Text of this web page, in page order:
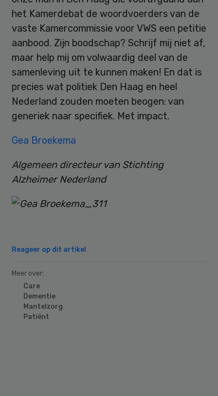
het Kamerdebat de woordvoerders van de
vaste Kamercommissie voor VWS een petitie
aanbood. Zijn boodschap? Schrijf mij niet af,
maar help mij om volwaardig deel van de
samenleving uit te kunnen maken! En dat is
precies wat politiek Den Haag en heel
Nederland zouden moeten beogen: van
generiek naar specifiek. Met impact.
Gea Broekema
Algemeen directeur van Stichting
Alzheimer Nederland
Reageer op dit artikel
Meer over:
Care
Dementie
Mantelzorg
Patiënt